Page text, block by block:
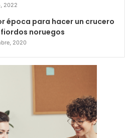
2022
época para hacer un crucero
noruegos
2020